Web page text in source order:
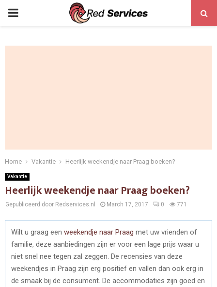
PRIMARY
Home Vakantie Heerlijk weekendje naar Praag boeken?
Vakantie
Heerlijk weekendje naar Praag boeken?
Gepubliceerd door Redservices.nl March 17, 2017 0 771
Wilt u graag een weekendje naar Praag met uw vrienden of
familie, deze aanbiedingen zijn er voor een lage prijs waar u
niet snel nee tegen zal zeggen. De recensies van deze
weekendjes in Praag zijn erg positief en vallen dan ook erg in
de smaak bij de consument. De accommodaties zijn goed en